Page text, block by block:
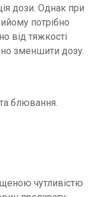
дози. Однак при
потрібно
від тяжкості
зменшити дозу.
блювання.
чутливістю